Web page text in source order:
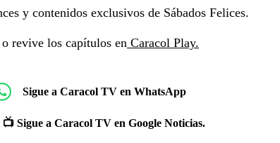
y contenidos exclusivos de Sábados Felices.
revive los capítulos en Caracol Play.
Sigue a Caracol TV en WhatsApp
📺 Sigue a Caracol TV en Google Noticias.